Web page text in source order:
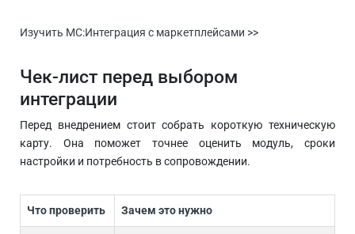
Изучить МС:Интеграция с маркетплейсами >>
Чек-лист перед выбором
интеграции
Перед внедрением стоит собрать короткую техническую
карту. Она поможет точнее оценить модуль, сроки
настройки и потребность в сопровождении.
Что проверить Зачем это нужно